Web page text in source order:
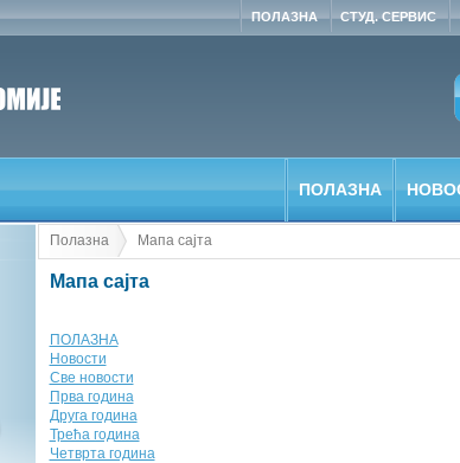
СТУД. СЕРВИС
ПОЛАЗНА
ПОЛАЗНА
Полазна Мапа сајта
Мапа сајта
ПОЛАЗНА
Новости
Све новости
Прва година
Друга година
Трећа година
Четврта година